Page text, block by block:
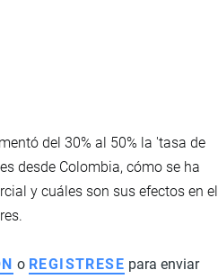
del 30% al 50% la 'tasa de
desde Colombia, cómo se ha
y cuáles son sus efectos en el
o REGISTRESE para enviar